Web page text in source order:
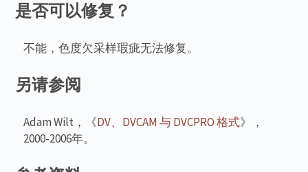
是否可以修复？
不能，色度欠采样瑕疵无法修复。
另请参阅
Adam Wilt，《DV、DVCAM 与 DVCPRO 格式》，
2000-2006年。